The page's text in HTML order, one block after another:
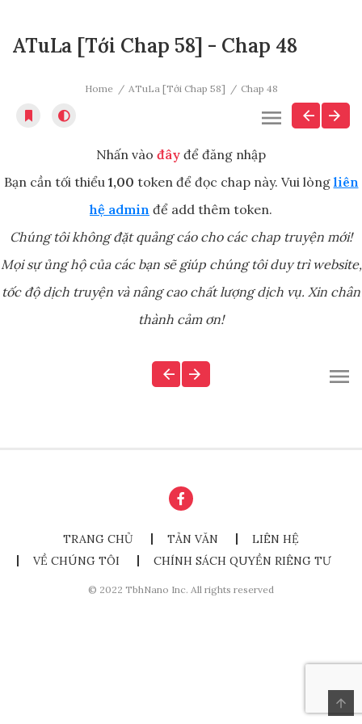
ATuLa [Tới Chap 58] - Chap 48
Home ATuLa [Tới Chap 58] Chap 48
Nhấn vào đây để đăng nhập
Bạn cần tối thiểu 1,00 token để đọc chap này. Vui lòng liên
hệ admin để add thêm token.
Chúng tôi không đặt quảng cáo cho các chap truyện mới!
Mọi sự ủng hộ của các bạn sẽ giúp chúng tôi duy trì website,
tốc độ dịch truyện và nâng cao chất lượng dịch vụ. Xin chân
thành cảm ơn!
TRANG CHỦ TẢN VĂN
LIÊN HỆ
VỀ CHÚNG TÔI
CHÍNH SÁCH QUYỀN RIÊNG TƯ
© 2022 TbhNano Inc. All rights reserved